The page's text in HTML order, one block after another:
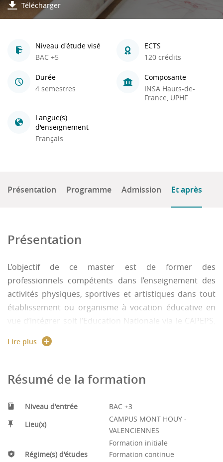
Télécharger
Niveau d'étude visé
BAC +5
ECTS
120 crédits
Durée
4 semestres
Composante
INSA Hauts-de-
France, UPHF
Langue(s)
d'enseignement
Français
Présentation Programme Admission Et après
Présentation
L’objectif de ce master est de former des
professionnels compétents dans l’enseignement des
activités physiques, sportives et artistiques dans tout
établissement ou organisme à vocation éducative en
vue d’intégrer soit l’Education Nationale via le CAPEPS,
soit d’autres ministères via l’obtention d’un master
(éducation populaire, cohésion des territoires, …)
plus l’obtention de compétences complémentaires en
optimisation de la performance sportive, permettant
LES PLUS DE LA FORMATION :
Lire plus
Résumé de la formation
Niveau d'entrée
BAC +3
Lieu(x)
CAMPUS MONT HOUY -
VALENCIENNES
Régime(s) d'études
Formation initiale
Formation continue